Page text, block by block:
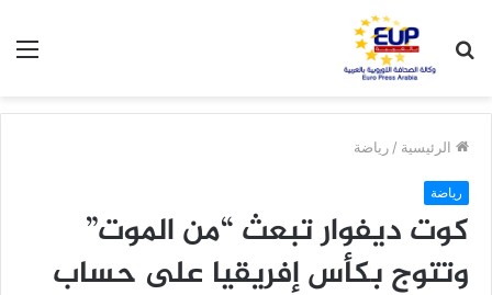
عن
الرئيسية / رياضة
رياضة
كوت ديفوار تبعث “من الموت”
وتتوج بكأس إفريقيا على حساب